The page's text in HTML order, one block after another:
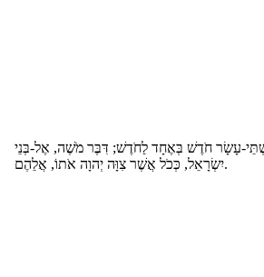
עָשָׂר חֹדֶשׁ בְּאֶחָד לַחֹדֶשׁ; דִּבֶּר מֹשֶׁה, אֶל-בְּנֵי
יִשְׂרָאֵל, כְּכֹל אֲשֶׁר צִוָּה יְהוָה אֹתוֹ, אֲלֵהֶם.